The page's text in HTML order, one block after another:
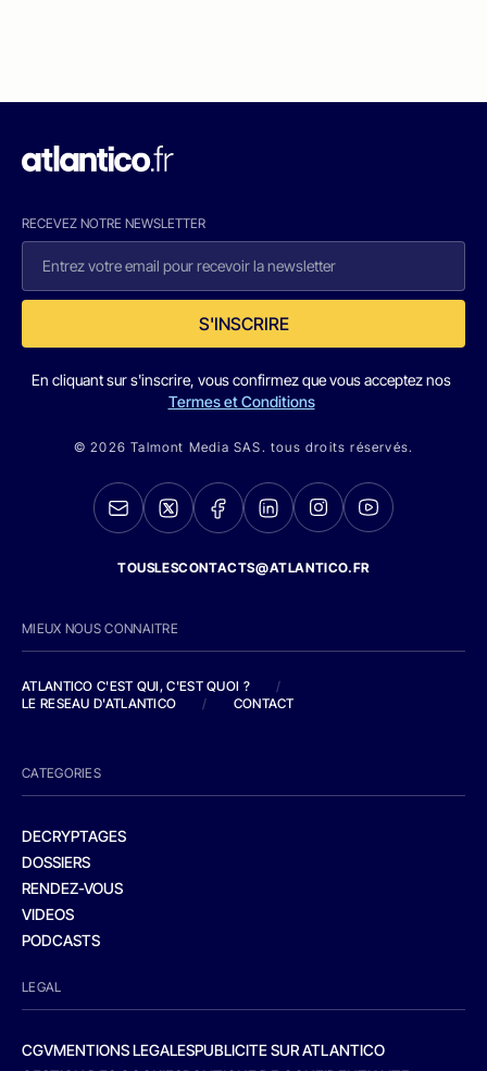
RECEVEZ NOTRE NEWSLETTER
S'INSCRIRE
En cliquant sur s'inscrire, vous confirmez que vous acceptez nos
Termes et Conditions
© 2026 Talmont Media SAS. tous droits réservés.
TOUSLESCONTACTS@ATLANTICO.FR
MIEUX NOUS CONNAITRE
ATLANTICO C'EST QUI, C'EST QUOI ?
/
LE RESEAU D'ATLANTICO
/ CONTACT
CATEGORIES
DECRYPTAGES
DOSSIERS
RENDEZ-VOUS
VIDEOS
PODCASTS
LEGAL
CGVMENTIONS LEGALESPUBLICITE SUR ATLANTICO